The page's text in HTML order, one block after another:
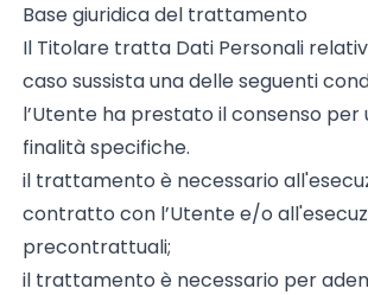
Base giuridica del trattamento
Il Titolare tratta Dati Personali
caso sussista una delle seguenti
l’Utente ha prestato il consenso per
finalità specifiche.
il trattamento è necessario
contratto con l’Utente e/o
precontrattuali;
il trattamento è necessario per